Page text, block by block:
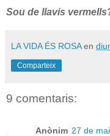
Sou de llavis
LA VIDA ÉS ROSA en
Comparteix
9 comentaris:
Anònim 27 de